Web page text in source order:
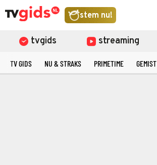
stem nu!
tvgids streaming
TV GIDS NU & STRAKS PRIMETIME GEMIST